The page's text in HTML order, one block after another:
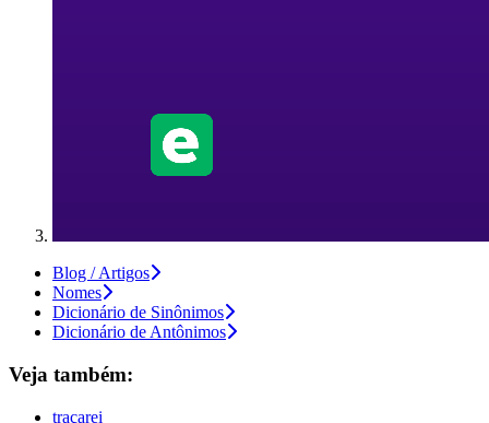
Blog / Artigos
Nomes
Dicionário de Sinônimos
Dicionário de Antônimos
Veja também:
traçarei